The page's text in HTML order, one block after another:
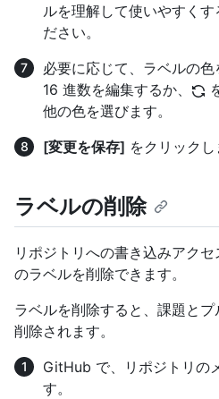
ルを理解して使いやすく
ださい。
必要に応じて、ラベルの色
16 進数を編集するか、
他の色を選びます。
[変更を保存] をクリックし
ラベルの削除
リポジトリへの書き込みアク
のラベルを削除できます。
ラベルを削除すると、課題と
削除されます。
GitHub で、リポジトリの
す。